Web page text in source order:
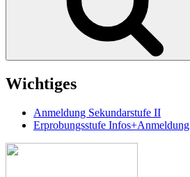
Wichtiges
Anmeldung Sekundarstufe II
Erprobungsstufe Infos+Anmeldung